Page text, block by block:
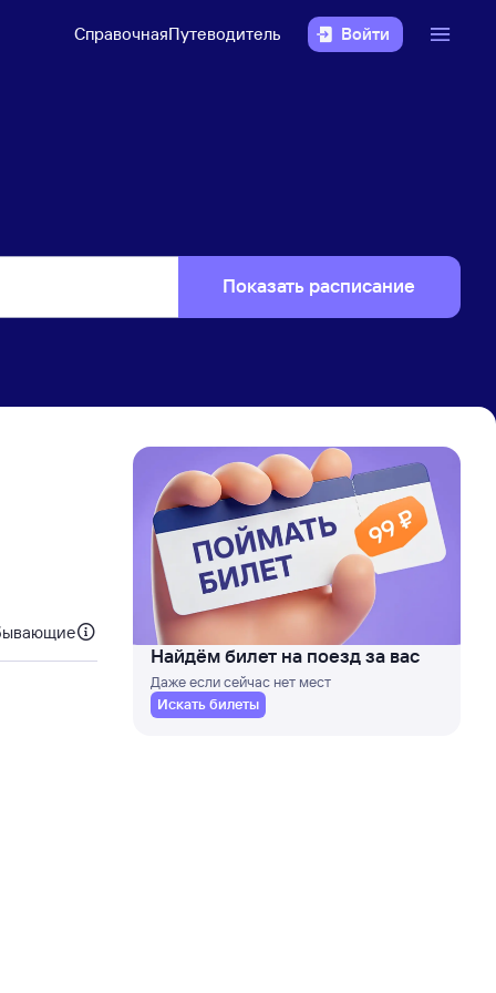
СправочнаяПутеводитель Войти
Показать расписание
Найдём билет на поезд за вас
Даже если сейчас нет мест
Искать билеты